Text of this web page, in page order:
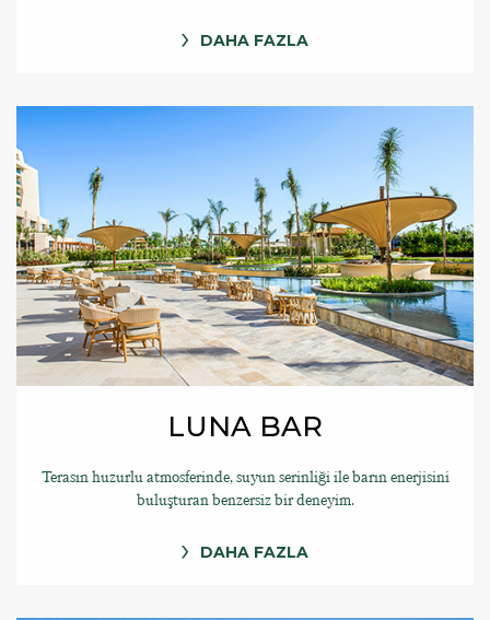
DAHA FAZLA
LUNA BAR
Terasın huzurlu atmosferinde, suyun serinliği ile barın enerjisini
buluşturan benzersiz bir deneyim.
DAHA FAZLA